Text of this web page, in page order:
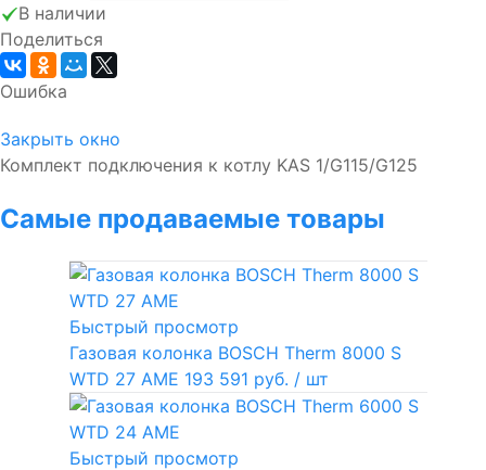
В наличии
Поделиться
Ошибка
Закрыть окно
Комплект подключения к котлу KAS 1/G115/G125
Самые продаваемые товары
Быстрый просмотр
Газовая колонка BOSCH Therm 8000 S
WTD 27 AME 193 591 руб. / шт
Быстрый просмотр